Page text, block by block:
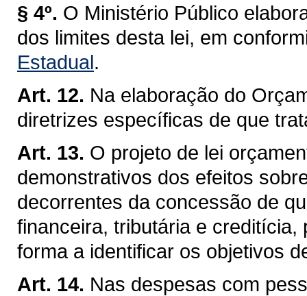
§ 4º. O Ministério Público
dos limites desta lei, em
Estadual.
Art. 12. Na elaboração do
diretrizes específicas de que
Art. 13. O projeto de lei
demonstrativos dos efeitos
decorrentes da concessão de
financeira, tributária e
forma a identificar os objetivos
Art. 14. Nas despesas com